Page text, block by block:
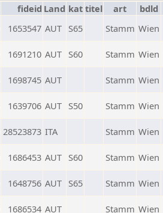
fideid Land kat titel art bdld
1653547 AUT S65 Stamm Wien
1691210 AUT S60 Stamm Wien
1698745 AUT Stamm Wien
1639706 AUT S50 Stamm Wien
28523873 ITA Stamm Wien
1686453 AUT S60 Stamm Wien
1648756 AUT S65 Stamm Wien
1686534 AUT Stamm Wien